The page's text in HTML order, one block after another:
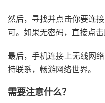
然后，寻找并点击你要连
可。如果无密码，直接点击
最后，手机连接上无线网
持联系，畅游网络世界。
需要注意什么？